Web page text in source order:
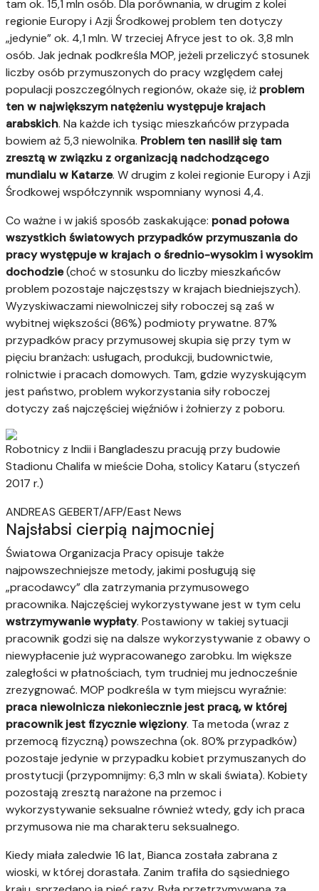
tam ok. 15,1 mln osób. Dla porównania, w drugim z kolei
regionie Europy i Azji Środkowej problem ten dotyczy
„jedynie” ok. 4,1 mln. W trzeciej Afryce jest to ok. 3,8 mln
osób. Jak jednak podkreśla MOP, jeżeli przeliczyć stosunek
liczby osób przymuszonych do pracy względem całej
populacji poszczególnych regionów, okaże się, iż problem
ten w największym natężeniu występuje krajach
arabskich. Na każde ich tysiąc mieszkańców przypada
bowiem aż 5,3 niewolnika. Problem ten nasilił się tam
zresztą w związku z organizacją nadchodzącego
mundialu w Katarze. W drugim z kolei regionie Europy i Azji
Środkowej współczynnik wspomniany wynosi 4,4.
Co ważne i w jakiś sposób zaskakujące: ponad połowa
wszystkich światowych przypadków przymuszania do
pracy występuje w krajach o średnio-wysokim i wysokim
dochodzie(choć w stosunku do liczby mieszkańców
problem pozostaje najczęstszy w krajach biedniejszych).
Wyzyskiwaczami niewolniczej siły roboczej są zaś w
wybitnej większości (86%) podmioty prywatne. 87%
przypadków pracy przymusowej skupia się przy tym w
pięciu branżach: usługach, produkcji, budownictwie,
rolnictwie i pracach domowych. Tam, gdzie wyzyskującym
jest państwo, problem wykorzystania siły roboczej
dotyczy zaś najczęściej więźniów i żołnierzy z poboru.
Robotnicy z Indii i Bangladeszu pracują przy budowie
Stadionu Chalifa w mieście Doha, stolicy Kataru (styczeń
2017 r.)
ANDREAS GEBERT/AFP/East News
Najsłabsi cierpią najmocniej
Światowa Organizacja Pracy opisuje także
najpowszechniejsze metody, jakimi posługują się
„pracodawcy” dla zatrzymania przymusowego
pracownika. Najczęściej wykorzystywane jest w tym celu
wstrzymywanie wypłaty. Postawiony w takiej sytuacji
pracownik godzi się na dalsze wykorzystywanie z obawy o
niewypłacenie już wypracowanego zarobku. Im większe
zaległości w płatnościach, tym trudniej mu jednocześnie
zrezygnować. MOP podkreśla w tym miejscu wyraźnie:
praca niewolnicza niekoniecznie jest pracą, w której
pracownik jest fizycznie więziony. Ta metoda (wraz z
przemocą fizyczną) powszechna (ok. 80% przypadków)
pozostaje jedynie w przypadku kobiet przymuszanych do
prostytucji (przypomnijmy: 6,3 mln w skali świata). Kobiety
pozostają zresztą narażone na przemoc i
wykorzystywanie seksualne również wtedy, gdy ich praca
przymusowa nie ma charakteru seksualnego.
Kiedy miała zaledwie 16 lat, Bianca została zabrana z
wioski, w której dorastała. Zanim trafiła do sąsiedniego